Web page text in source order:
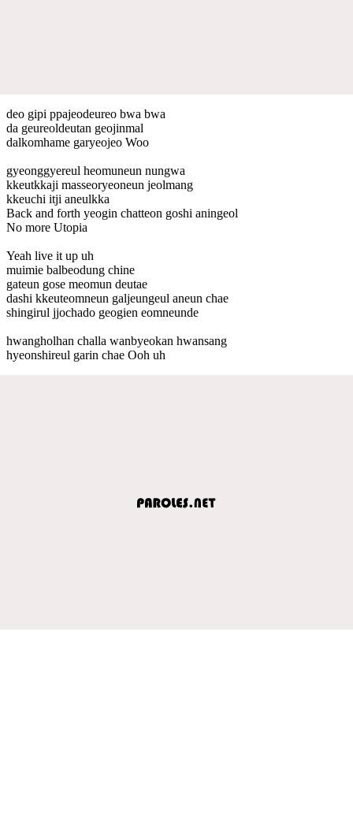
deo gipi ppajeodeureo bwa bwa
da geureoldeutan geojinmal
dalkomhame garyeojeo Woo
gyeonggyereul heomuneun nungwa
kkeutkkaji masseoryeoneun jeolmang
kkeuchi itji aneulkka
Back and forth yeogin chatteon goshi aningeol
No more Utopia
Yeah live it up uh
muimie balbeodung chine
gateun gose meomun deutae
dashi kkeuteomneun galjeungeul aneun chae
shingirul jjochado geogien eomneunde
hwangholhan challa wanbyeokan hwansang
hyeonshireul garin chae Ooh uh